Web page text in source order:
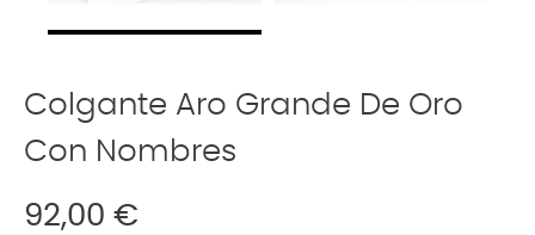
Colgante Aro Grande De Oro
Con Nombres
92,00 €